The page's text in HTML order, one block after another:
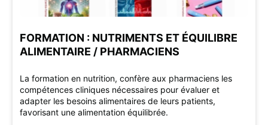
FORMATION : NUTRIMENTS ET ÉQUILIBRE
ALIMENTAIRE / PHARMACIENS
La formation en nutrition, confère aux pharmaciens les
compétences cliniques nécessaires pour évaluer et
adapter les besoins alimentaires de leurs patients,
favorisant une alimentation équilibrée.